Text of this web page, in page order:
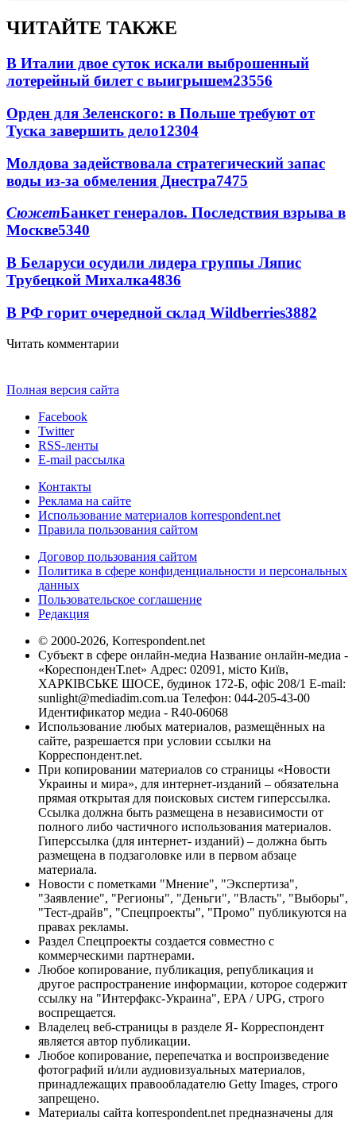
ЧИТАЙТЕ ТАКЖЕ
В Италии двое суток искали выброшенный
лотерейный билет с выигрышем23556
Орден для Зеленского: в Польше требуют от
Туска завершить дело12304
Молдова задействовала стратегический запас
воды из-за обмеления Днестра7475
СюжетБанкет генералов. Последствия взрыва в
Москве5340
В Беларуси осудили лидера группы Ляпис
Трубецкой Михалка4836
В РФ горит очередной склад Wildberries3882
Читать комментарии
Полная версия сайта
Facebook
Twitter
RSS-ленты
E-mail рассылка
Контакты
Реклама на сайте
Использование материалов korrespondent.net
Правила пользования сайтом
Договор пользования сайтом
Политика в сфере конфиденциальности и персональных
данных
Пользовательское соглашение
Редакция
© 2000-2026, Korrespondent.net
Субъект в сфере онлайн-медиа Название онлайн-медиа -
«КореспонденТ.net» Адрес: 02091, місто Київ,
ХАРКІВСЬКЕ ШОСЕ, будинок 172-Б, офіс 208/1 E-mail:
sunlight@mediadim.com.ua Телефон: 044-205-43-00
Идентификатор медиа - R40-06068
Использование любых материалов, размещённых на
сайте, разрешается при условии ссылки на
Корреспондент.net.
При копировании материалов со страницы «Новости
Украины и мира», для интернет-изданий – обязательна
прямая открытая для поисковых систем гиперссылка.
Ссылка должна быть размещена в независимости от
полного либо частичного использования материалов.
Гиперссылка (для интернет- изданий) – должна быть
размещена в подзаголовке или в первом абзаце
материала.
Новости с пометками "Мнение", "Экспертиза",
"Заявление", "Регионы", "Деньги", "Власть", "Выборы",
"Тест-драйв", "Спецпроекты", "Промо" публикуются на
правах рекламы.
Раздел Спецпроекты создается совместно с
коммерческими партнерами.
Любое копирование, публикация, републикация и
другое распространение информации, которое содержит
ссылку на "Интерфакс-Украина", EPA / UPG, строго
воспрещается.
Владелец веб-страницы в разделе Я- Корреспондент
является автор публикации.
Любое копирование, перепечатка и воспроизведение
фотографий и/или аудиовизуальных материалов,
принадлежащих правообладателю Getty Images, строго
запрещено.
Материалы сайта korrespondent.net предназначены для